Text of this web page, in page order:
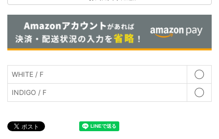
WHITE / F ◯
INDIGO / F ◯